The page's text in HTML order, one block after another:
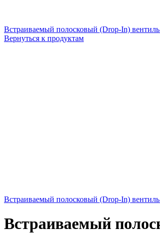
Встраиваемый полосковый (Drop-In)
Вернуться к продуктам
Встраиваемый полосковый (Drop-In)
Встраиваемый